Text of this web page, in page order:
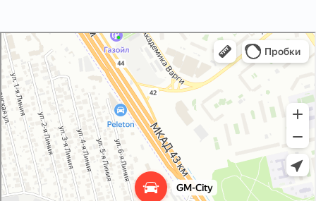
GM-City&VAG-Repair
Автосервис, автотехцентр в Москве
Магазин автозапчастей и автотоваров в Москве